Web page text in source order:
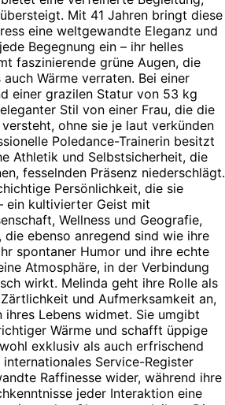
Mit 41 Jahren bringt diese
eine weltgewandte Eleganz und
Begegnung ein – ihr helles
faszinierende grüne Augen, die
Wärme verraten. Bei einer
einer grazilen Statur von 53 kg
Stil von einer Frau, die die
ohne sie je laut verkünden
Poledance-Trainerin besitzt
Athletik und Selbstsicherheit, die
fesselnden Präsenz niederschlägt.
Persönlichkeit, die sie
ein kultivierter Geist mit
Wellness und Geografie,
ebenso anregend sind wie ihre
spontaner Humor und ihre echte
Atmosphäre, in der Verbindung
wirkt. Melinda geht ihre Rolle als
und Aufmerksamkeit an,
ihres Lebens widmet. Sie umgibt
Wärme und schafft üppige
exklusiv als auch erfrischend
Service-Register
Raffinesse wider, während ihre
jeder Interaktion eine